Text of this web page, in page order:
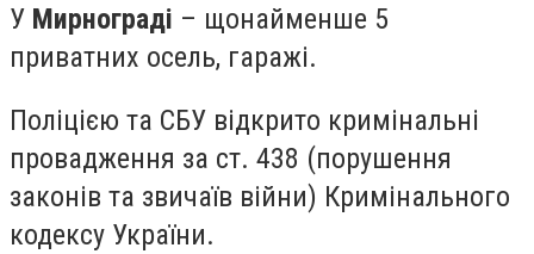
У Мирнограді – щонайменше 5
приватних осель, гаражі.
Поліцією та СБУ відкрито кримінальні
провадження за ст. 438 (порушення
законів та звичаїв війни) Кримінального
кодексу України.